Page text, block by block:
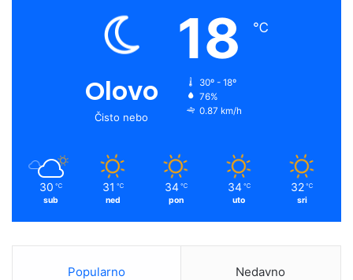
Olovo
Čisto nebo
18 ℃
30º - 18º
76%
0.87 km/h
30 ℃
sub
31 ℃
ned
34 ℃
pon
34 ℃
uto
32 ℃
sri
Popularno Nedavno